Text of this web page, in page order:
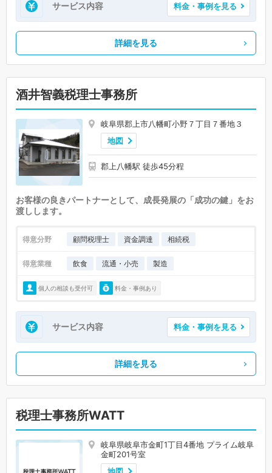
サービス内容 料金・事例を見る
詳細を見る
酒井智義税理士事務所
岐阜県郡上市八幡町小野７丁目７番地３
地図
郡上八幡駅 徒歩45分程
お客様の良きパートナーとして、成長発展の「成功の鍵」をお
渡しします。
得意分野 顧問税理士 資金調達 相続税
得意業種 飲食 流通・小売 製造
個人の相談も受付可 料金・事例あり
サービス内容 料金・事例を見る
詳細を見る
税理士事務所WATT
岐阜県岐阜市金町1丁目4番地 プライム岐阜
金町201号室